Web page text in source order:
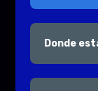
Donde